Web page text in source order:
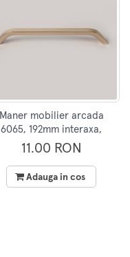
Maner mobilier arcada
6065, 192mm interaxa,
metalic, finisaj auriu
11.00 RON
Adauga in cos